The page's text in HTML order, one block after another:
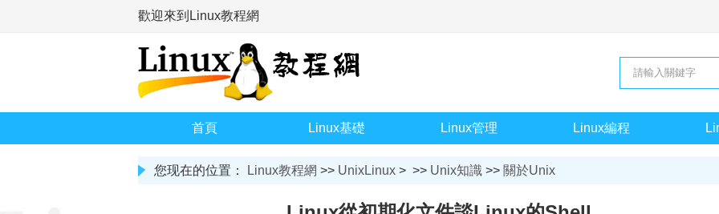
歡迎來到Linux教程網
首頁 Linux基礎 Linux管理 Linux編程
您现在的位置： Linux教程網 >> UnixLinux > >> Unix知識 >> 關於Unix